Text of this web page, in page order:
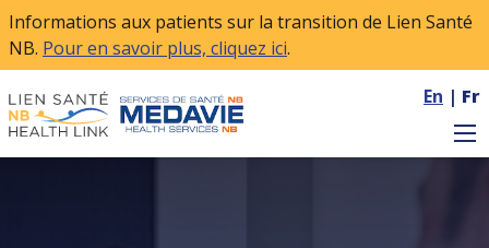
Skip to main content
Informations aux patients sur la transition de Lien Santé
NB. Pour en savoir plus, cliquez ici.
En | Fr